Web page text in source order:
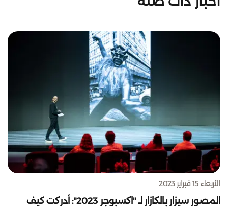
الأربعاء 15 فبراير 2023
المصور سيزار بالكازار لـ "اكسبوجر 2023": أدركت كيف